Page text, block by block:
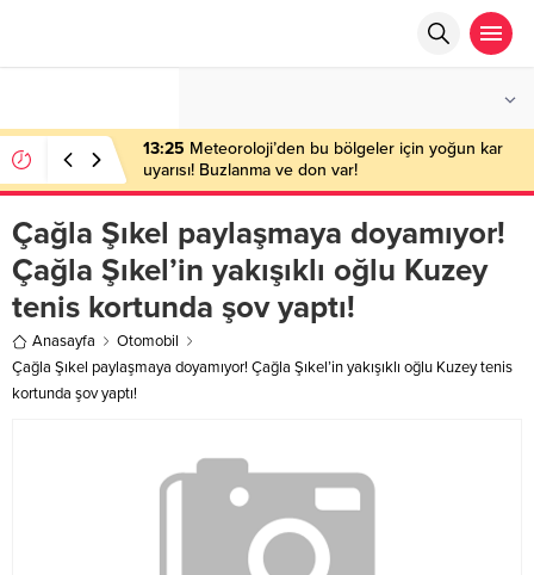
13:25 Meteoroloji’den bu bölgeler için yoğun kar
uyarısı! Buzlanma ve don var!
Çağla Şıkel paylaşmaya doyamıyor!
Çağla Şıkel’in yakışıklı oğlu Kuzey
tenis kortunda şov yaptı!
Anasayfa
Otomobil
Çağla Şıkel paylaşmaya doyamıyor! Çağla Şıkel’in yakışıklı oğlu Kuzey tenis
kortunda şov yaptı!